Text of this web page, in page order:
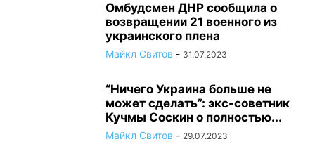
Омбудсмен ДНР сообщила о
возвращении 21 военного из
украинского плена
Майкл Свитов - 31.07.2023
“Ничего Украина больше не
может сделать”: экс-советник
Кучмы Соскин о полностью...
Майкл Свитов - 29.07.2023